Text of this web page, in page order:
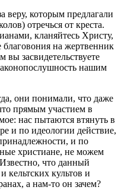
веру, которым предлагали
отречься от креста.
кланяйтесь Христу,
на жертвенник
засвидетельствуете
нашим
они понимали, что даже
прямым участием в
нас пытаются втянуть в
и по идеологии действие,
и по
христиане, не можем
что данный
кельтских культов и
а нам-то он зачем?